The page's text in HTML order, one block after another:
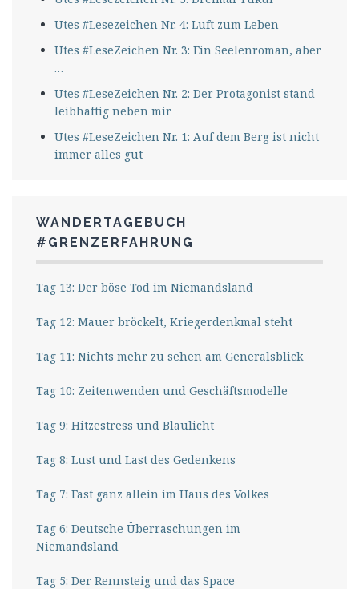
Utes #Lesezeichen Nr. 4: Luft zum Leben
Utes #LeseZeichen Nr. 3: Ein Seelenroman, aber
…
Utes #LeseZeichen Nr. 2: Der Protagonist stand
leibhaftig neben mir
Utes #LeseZeichen Nr. 1: Auf dem Berg ist nicht
immer alles gut
WANDERTAGEBUCH
#GRENZERFAHRUNG
Tag 13: Der böse Tod im Niemandsland
Tag 12: Mauer bröckelt, Kriegerdenkmal steht
Tag 11: Nichts mehr zu sehen am Generalsblick
Tag 10: Zeitenwenden und Geschäftsmodelle
Tag 9: Hitzestress und Blaulicht
Tag 8: Lust und Last des Gedenkens
Tag 7: Fast ganz allein im Haus des Volkes
Tag 6: Deutsche Überraschungen im
Niemandsland
Tag 5: Der Rennsteig und das Space